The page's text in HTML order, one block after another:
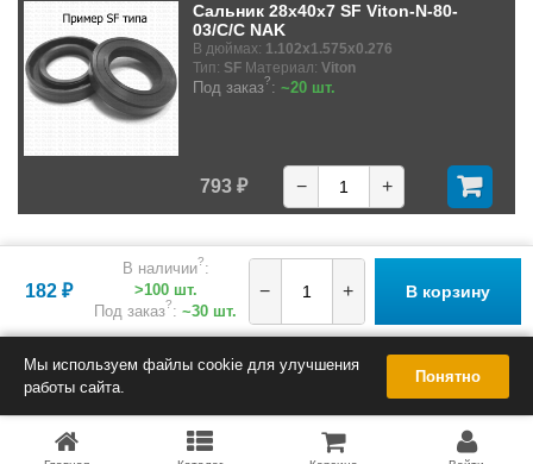
182 ₽
В наличии?:
>100 шт.
Под заказ?: ~30 шт.
− + В корзину
Сальник 28x40x7 SF Viton-N-80-
03/C/C NAK
В дюймах: 1.102x1.575x0.276
Тип: SF Материал: Viton
Под заказ?: ~20 шт.
793 ₽ − +
Мы используем файлы cookie для улучшения
работы сайта.
Понятно